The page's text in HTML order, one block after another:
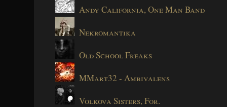
Andy California, One Man Band
Nekromantika
Old School Freaks
MMart32 - Ambivalens
Volkova Sisters, For.